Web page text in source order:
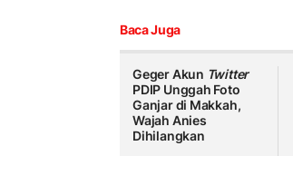
Baca Juga
Geger Akun Twitter
PDIP Unggah Foto
Ganjar di Makkah,
Wajah Anies
Dihilangkan